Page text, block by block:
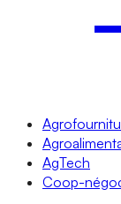
AgTech
Coop-